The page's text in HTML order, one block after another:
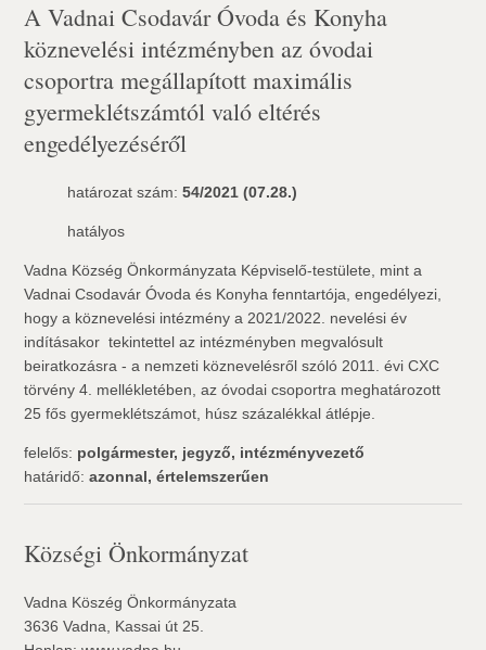
A Vadnai Csodavár Óvoda és Konyha
köznevelési intézményben az óvodai
csoportra megállapított maximális
gyermeklétszámtól való eltérés
engedélyezéséről
határozat szám:54/2021 (07.28.)
hatályos
Vadna Község Önkormányzata Képviselő-testülete, mint a
Vadnai Csodavár Óvoda és Konyha fenntartója, engedélyezi,
hogy a köznevelési intézmény a 2021/2022. nevelési év
indításakor  tekintettel az intézményben megvalósult
beiratkozásra - a nemzeti köznevelésről szóló 2011. évi CXC
törvény 4. mellékletében, az óvodai csoportra meghatározott
25 fős gyermeklétszámot, húsz százalékkal átlépje.
felelős: polgármester, jegyző, intézményvezető
határidő:azonnal, értelemszerűen
Községi Önkormányzat
Vadna Köszég Önkormányzata
3636 Vadna, Kassai út 25.